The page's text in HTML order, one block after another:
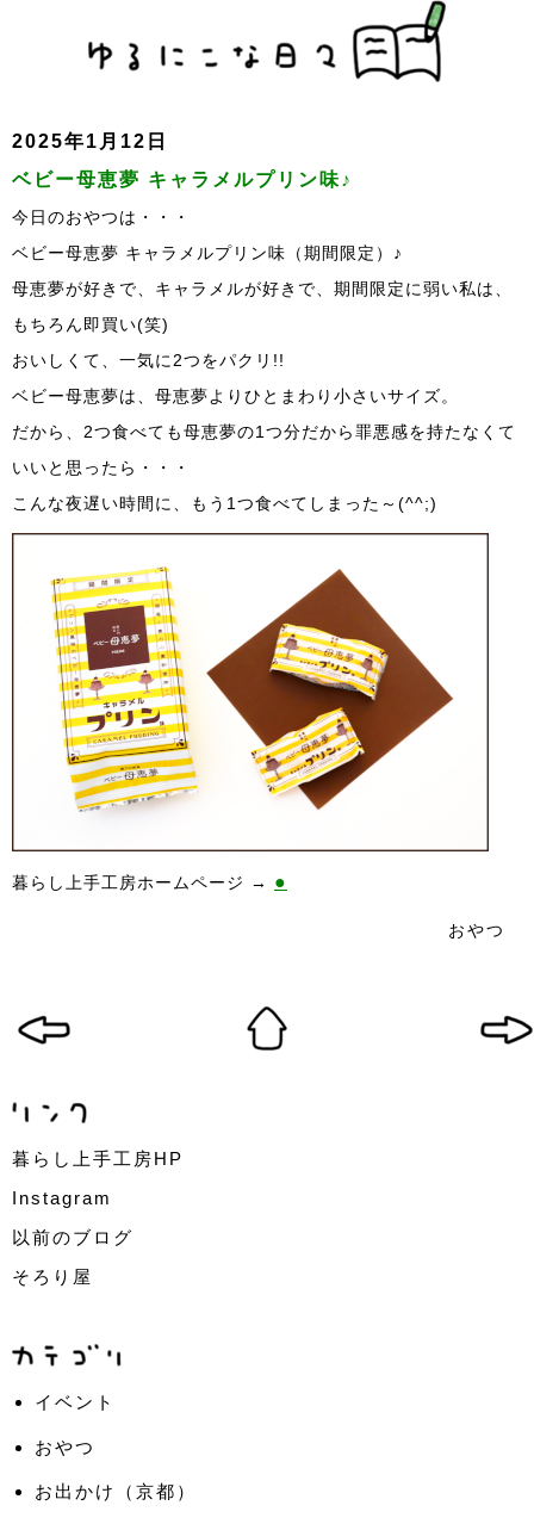
2025年1月12日
ベビー母恵夢 キャラメルプリン味♪
今日のおやつは・・・
ベビー母恵夢 キャラメルプリン味（期間限定）♪
母恵夢が好きで、キャラメルが好きで、期間限定に弱い私は、
もちろん即買い(笑)
おいしくて、一気に2つをパクリ!!
ベビー母恵夢は、母恵夢よりひとまわり小さいサイズ。
だから、2つ食べても母恵夢の1つ分だから罪悪感を持たなくて
いいと思ったら・・・
こんな夜遅い時間に、もう1つ食べてしまった～(^^;)
暮らし上手工房ホームページ → ●
おやつ
暮らし上手工房HP
Instagram
以前のブログ
そろり屋
イベント
おやつ
お出かけ（京都）